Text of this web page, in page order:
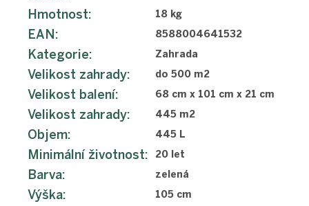
Hmotnost: 18 kg
EAN : 8588004641532
Kategorie: Zahrada
Velikost zahrady: do 500 m2
Velikost balení: 68 cm x 101 cm x 21 cm
Velikost zahrady: 445 m2
Objem: 445 L
Minimální životnost: 20 let
Barva: zelená
Výška: 105 cm